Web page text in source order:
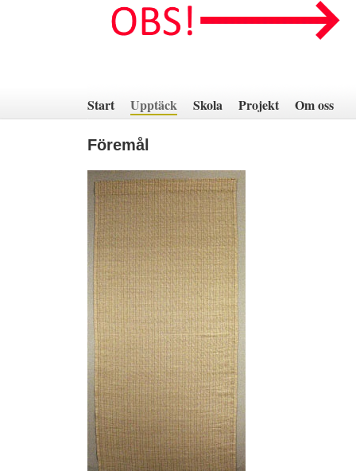
innehåll
Start Upptäck Skola Projekt Om oss
Föremål